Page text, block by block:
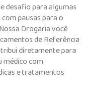
desafio para algumas
pausas para o
Drogaria você
de Referência
diretamente para
médico com
e tratamentos